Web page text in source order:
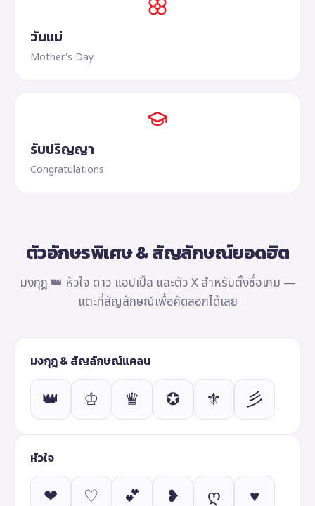
วันแม่
Mother's Day
รับปริญญา
Congratulations
ตัวอักษรพิเศษ & สัญลักษณ์ยอดฮิต
มงกุฎ 👑 หัวใจ ดาว แอปเปิ้ล และตัว X สำหรับตั้งชื่อเกม —
แตะที่สัญลักษณ์เพื่อคัดลอกได้เลย
มงกุฎ & สัญลักษณ์แคลน
👑 ♔ ♛ ✪ ⚜ 彡
หัวใจ
❤ ♡ 💕 ❥ ღ ♥